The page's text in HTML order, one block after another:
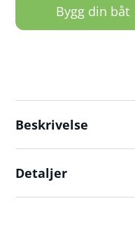
Bygg din båt
Beskrivelse
Detaljer